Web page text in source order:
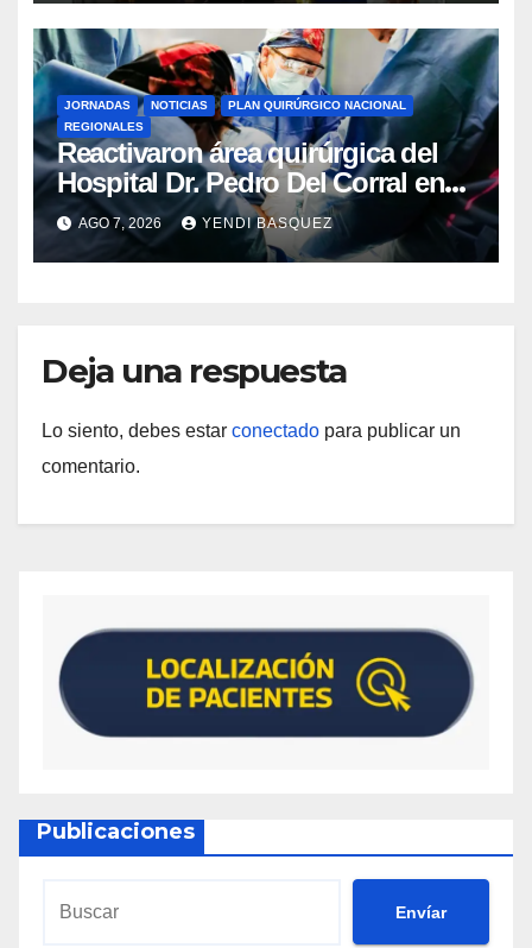
JORNADAS NOTICIAS
PLAN QUIRÚRGICO NACIONAL
REGIONALES
Reactivaron área quirúrgica del
Hospital Dr. Pedro Del Corral en
Guárico
AGO 7, 2026 YENDI BASQUEZ
Deja una respuesta
Lo siento, debes estar conectado para publicar un
comentario.
Publicaciones
Envíar